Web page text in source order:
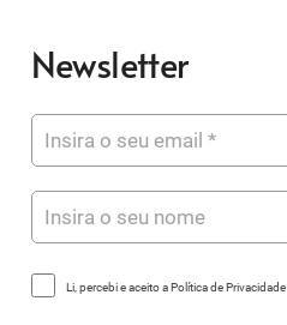
Newsletter
Li, percebi e aceito a Política de Privacidade